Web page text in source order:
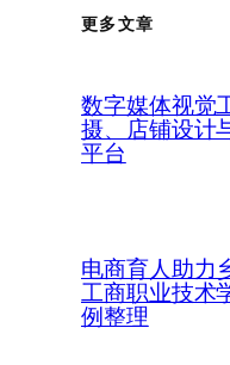
更多文章
数字媒体视觉
摄、店铺设计
平台
电商育人助力
工商职业技术
例整理